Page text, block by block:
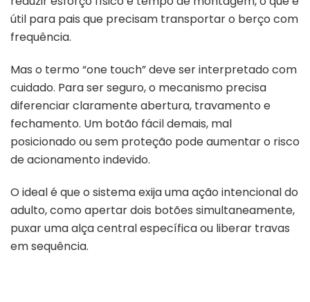
útil para pais que precisam transportar o berço com
frequência.
Mas o termo “one touch” deve ser interpretado com
cuidado. Para ser seguro, o mecanismo precisa
diferenciar claramente abertura, travamento e
fechamento. Um botão fácil demais, mal
posicionado ou sem proteção pode aumentar o risco
de acionamento indevido.
O ideal é que o sistema exija uma ação intencional do
adulto, como apertar dois botões simultaneamente,
puxar uma alça central específica ou liberar travas
em sequência.